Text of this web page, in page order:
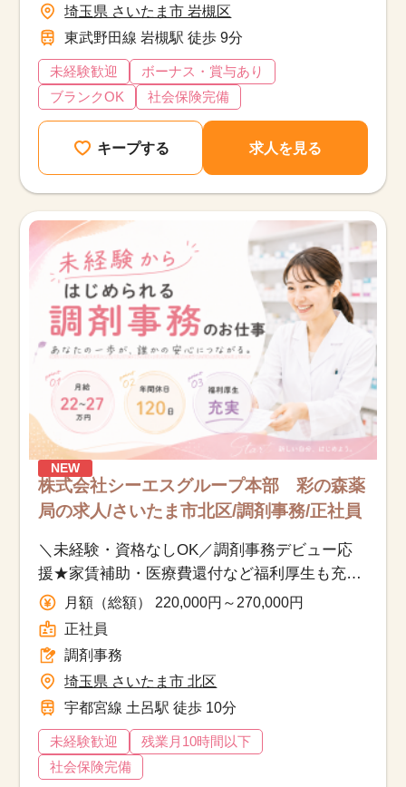
埼玉県 さいたま市 岩槻区
東武野田線 岩槻駅 徒歩 9分
未経験歓迎
ボーナス・賞与あり
ブランクOK
社会保険完備
キープする 求人を見る
NEW
株式会社シーエスグループ本部 彩の森薬
局の求人/さいたま市北区/調剤事務/正社員
＼未経験・資格なしOK／調剤事務デビュー応
援★家賃補助・医療費還付など福利厚生も充実
◎
月額（総額） 220,000円～270,000円
正社員
調剤事務
埼玉県 さいたま市 北区
宇都宮線 土呂駅 徒歩 10分
未経験歓迎
残業月10時間以下
社会保険完備